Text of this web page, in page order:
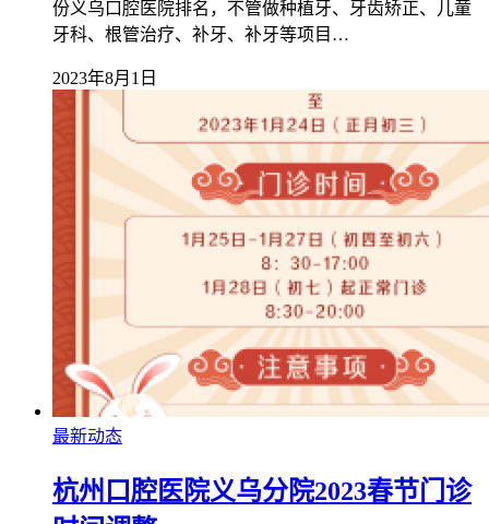
份义乌口腔医院排名，不管做种植牙、牙齿矫正、儿童
牙科、根管治疗、补牙、补牙等项目…
2023年8月1日
最新动态
杭州口腔医院义乌分院2023春节门诊